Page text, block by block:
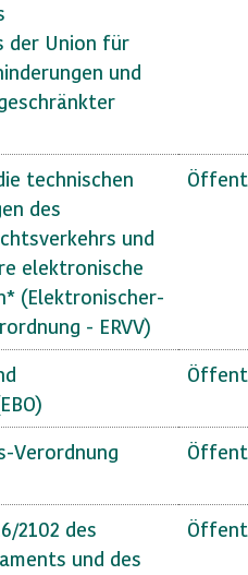
der Union für
und
technischen
des
und
elektronische
(Elektronischer-
- ERVV)
Verordnung
2102 des
und des